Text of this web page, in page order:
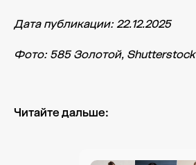
Дата публикации: 22.12.2025
Фото: 585 Золотой, Shutterstock
Читайте дальше: